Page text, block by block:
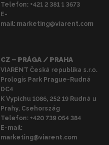
Telefon: +421 2 381 1 3673
E-
mail: marketing@viarent.com
CZ – PRÁGA / PRAHA
VIARENT Česká republika s.r.o.
Prologis Park Prague-Rudná
DC4
K Vypichu 1086, 252 19 Rudná u
Prahy, Csehország
Telefon: +420 739 054 384
E-mail:
marketing@viarent.com